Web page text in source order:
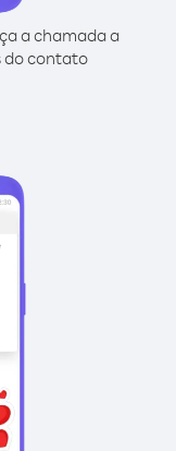
a chamada a
do contato